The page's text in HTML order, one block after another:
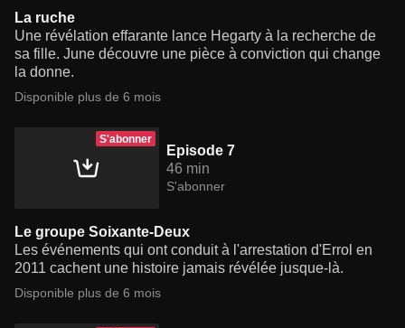
La ruche
Une révélation effarante lance Hegarty à la recherche de
sa fille. June découvre une pièce à conviction qui change
la donne.
Disponible plus de 6 mois
S'abonner
Episode 7
46 min
S'abonner
Le groupe Soixante-Deux
Les événements qui ont conduit à l'arrestation d'Errol en
2011 cachent une histoire jamais révélée jusque-là.
Disponible plus de 6 mois